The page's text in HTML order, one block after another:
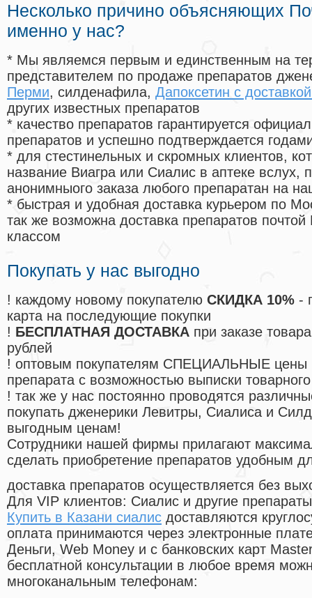
Несколько причино объясняющих
именно у нас?
* Мы являемся первым и единственным на
представителем по продаже препаратов
Перми, силденафила, Дапоксетин с
других известных препаратов
* качество препаратов гарантируется
препаратов и успешно подтверждается
* для стестинельных и скромных клиентов,
название Виагра или Сиалис в аптеке вслух,
анонимныого заказа любого препаратан на
* быстрая и удобная доставка курьером по
так же возможна доставка препаратов
классом
Покупать у нас выгодно
! каждому новому покупателю СКИДКА 10% -
карта на последующие покупки
! БЕСПЛАТНАЯ ДОСТАВКА при заказе
рублей
! оптовым покупателям СПЕЦИАЛЬНЫЕ цены
препарата с возможностью выписки
! так же у нас постоянно проводятся
покупать дженерики Левитры, Сиалиса и
выгодным ценам!
Cотрудники нашей фирмы прилагают
сделать приобретение препаратов удобным
доставка препаратов осуществляется без
Для VIP клиентов: Сиалис и другие
Купить в Казани сиалис доставляются
оплата принимаются через электронные
Деньги, Web Money и с банковских карт
бесплатной консультации в любое время
многоканальным телефонам: